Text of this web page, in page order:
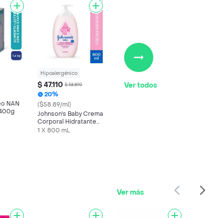
NAN
Hipoalergénico
$ 47.110 $ 58.890
20%
($58.89/ml)
Johnson's Baby Crema
Corporal Hidratante
Original
1 X 800 mL
Ver todos
Ver más